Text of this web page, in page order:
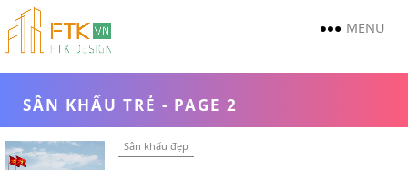
MENU
SÂN KHẤU TRẺ - PAGE 2
Sân khấu đẹp